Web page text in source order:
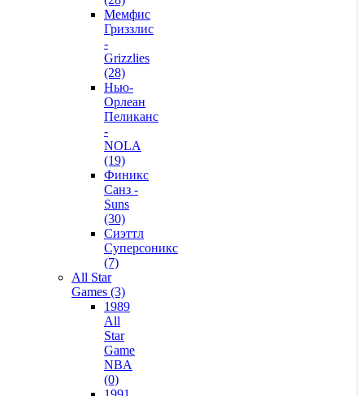
Мемфис
Гриззлис
-
Grizzlies
(28)
Нью-
Орлеан
Пеликанс
-
NOLA
(19)
Финикс
Санз -
Suns
(30)
Сиэттл
Суперсоникс
(7)
All Star
Games (3)
1989
All
Star
Game
NBA
(0)